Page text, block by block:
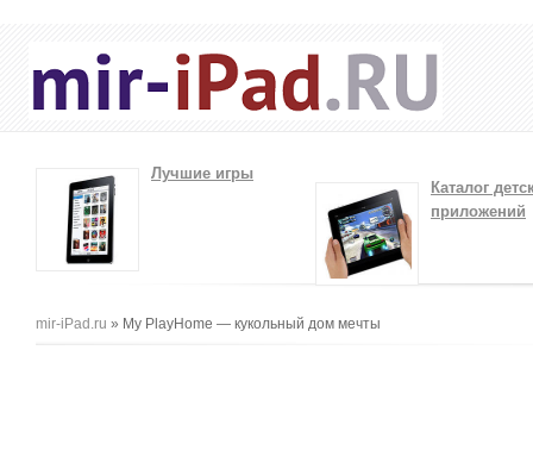
Лучшие игры
Каталог
приложений
Вы здесь
mir-iPad.ru » My PlayHome — кукольный дом мечты